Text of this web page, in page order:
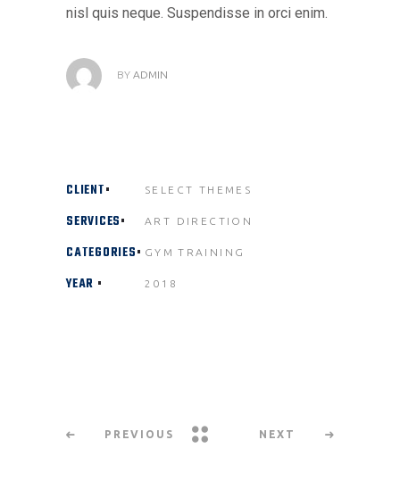
nisl quis neque. Suspendisse in orci enim.
BY ADMIN
CLIENT SELECT THEMES
SERVICES ART DIRECTION
CATEGORIES GYM TRAINING
YEAR 2018
PREVIOUS NEXT